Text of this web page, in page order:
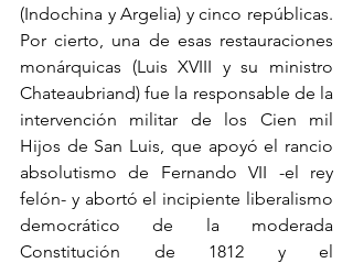
(Indochina y Argelia) y cinco repúblicas.
Por cierto, una de esas restauraciones
monárquicas (Luis XVIII y su ministro
Chateaubriand) fue la responsable de la
intervención militar de los Cien mil
Hijos de San Luis, que apoyó el rancio
absolutismo de Fernando VII -el rey
felón- y abortó el incipiente liberalismo
democrático de la moderada
Constitución de 1812 y el